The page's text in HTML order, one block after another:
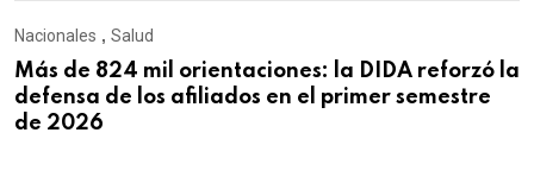
Nacionales , Salud
Más de 824 mil orientaciones: la DIDA reforzó la
defensa de los afiliados en el primer semestre
de 2026